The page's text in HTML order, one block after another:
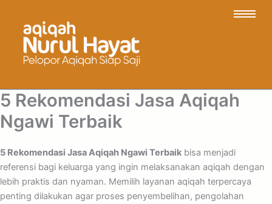
5 Rekomendasi Jasa Aqiqah
Ngawi Terbaik
5 Rekomendasi Jasa Aqiqah Ngawi Terbaik bisa menjadi
referensi bagi keluarga yang ingin melaksanakan aqiqah dengan
lebih praktis dan nyaman. Memilih layanan aqiqah terpercaya
penting dilakukan agar proses penyembelihan, pengolahan